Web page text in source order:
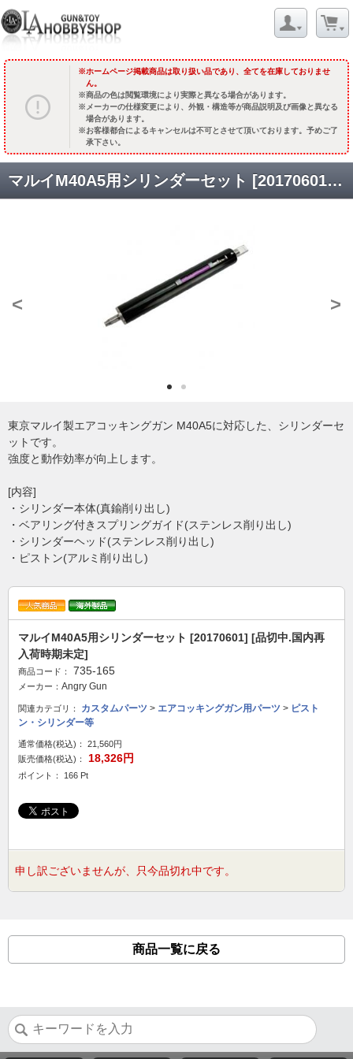
ホームページ掲載商品は取り扱い品であり、全てを在庫しておりませ
ん。
商品の色は閲覧環境により実際と異なる場合があります。
メーカーの仕様変更により、外観・構造等が商品説明及び画像と異なる
場合があります。
お客様都合によるキャンセルは不可とさせて頂いております。予めご了
承下さい。
マルイM40A5用シリンダーセット [20170601] [品切中.国内再入荷時期未定]
< >
東京マルイ製エアコッキングガン M40A5に対応した、シリンダーセ
ットです。
強度と動作効率が向上します。
[内容]
・シリンダー本体(真鍮削り出し)
・ベアリング付きスプリングガイド(ステンレス削り出し)
・シリンダーヘッド(ステンレス削り出し)
・ピストン(アルミ削り出し)
マルイM40A5用シリンダーセット [20170601] [品切中.国内再
入荷時期未定]
商品コード： 735-165
メーカー： Angry Gun
関連カテゴリ： カスタムパーツ > エアコッキングガン用パーツ > ピスト
ン・シリンダー等
通常価格(税込)：
21,560円
販売価格(税込)：
18,326円
ポイント： 166 Pt
申し訳ございませんが、只今品切れ中です。
商品一覧に戻る